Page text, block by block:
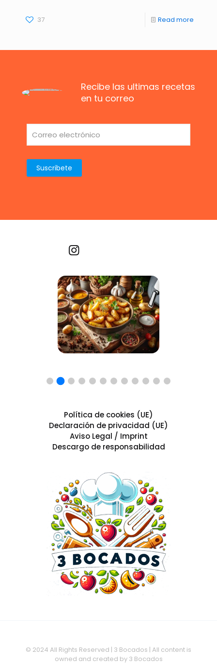
37 Read more
Recibe las ultimas recetas
en tu correo
Política de cookies (UE)
Declaración de privacidad (UE)
Aviso Legal / Imprint
Descargo de responsabilidad
© 2024 All Rights Reserved | 3 Bocados | All content is
owned and created by 3 Bocados